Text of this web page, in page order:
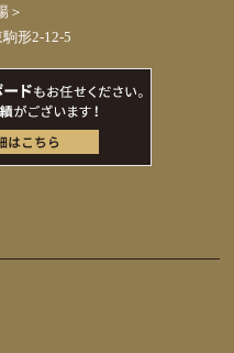
＞
形2-12-5